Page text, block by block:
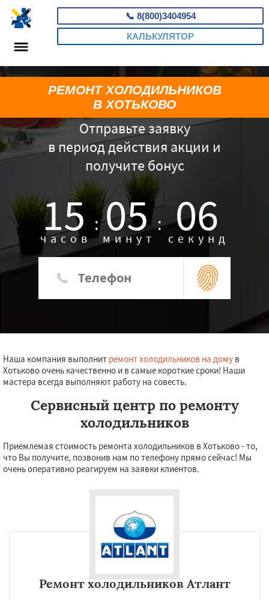
📞 8(800)3404954
КАЛЬКУЛЯТОР
Отправьте заявку
в период действия акции и
получите бонус
15 :
часов 05 :
минут 05
секунд
РЕМОНТ ХОЛОДИЛЬНИКОВ
В ХОТЬКОВО
Наша компания выполнит ремонт холодильников на дому в
Хотьково очень качественно и в самые короткие сроки! Наши
мастера всегда выполняют работу на совесть.
Сервисный центр по ремонту
холодильников
Приемлемая стоимость ремонта холодильников в Хотьково - то,
что Вы получите, позвонив нам по телефону прямо сейчас! Мы
очень оперативно реагируем на заявки клиентов.
Ремонт холодильников Атлант